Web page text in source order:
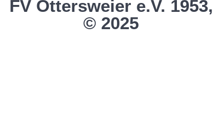
FV Ottersweier e.V. 1953,
© 2025